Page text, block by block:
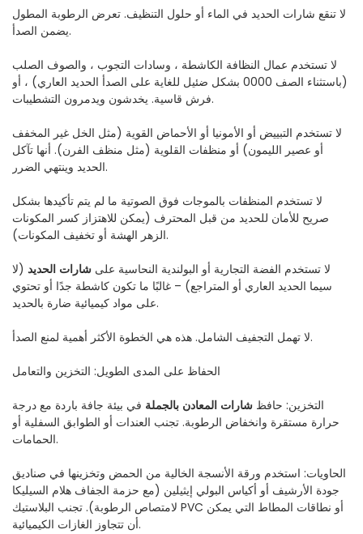
لا تنقع شارات الحديد في الماء أو حلول التنظيف. تعرض الرطوبة المطول
يضمن الصدأ.
لا تستخدم عمال النظافة الكاشطة ، وسادات التجوب ، والصوف الصلب
(باستثناء الصف 0000 بشكل ضئيل للغاية على الصدأ الحديد العاري) ، أو
فرش قاسية. يخدشون ويدمرون التشطيبات.
لا تستخدم التبييض أو الأمونيا أو الأحماض القوية (مثل الخل غير المخفف
أو عصير الليمون) أو منظفات القلوية (مثل منظف الفرن). أنها تآكل
الحديد وينتهي الضرر.
لا تستخدم المنظفات بالموجات فوق الصوتية ما لم يتم تأكيدها بشكل
صريح للأمان للحديد من قبل المحترف (يمكن للاهتزاز كسر المكونات
الزهر الهشة أو تخفيف المكونات).
لا تستخدم الفضة التجارية أو البولندية النحاسية على شارات الحديد (لا
سيما الحديد العاري أو المتراجع) – غالبًا ما تكون كاشطة جدًا أو تحتوي
على مواد كيميائية ضارة بالحديد.
لا تهمل التجفيف الشامل. هذه هي الخطوة الأكثر أهمية لمنع الصدأ.
الحفاظ على المدى الطويل: التخزين والتعامل
التخزين: حافظ شارات المعادن بالجملة في بيئة جافة باردة مع درجة
حرارة مستقرة وانخفاض الرطوبة. تجنب العندات أو الطوابق السفلية أو
الحمامات.
الحاويات: استخدم ورقة الأنسجة الخالية من الحمض وتخزينها في صناديق
جودة الأرشيف أو أكياس البولي إيثيلين (مع حزمة الجفاف هلام السيليكا
لامتصاص الرطوبة). تجنب البلاستيك PVC أو نطاقات المطاط التي يمكن
أن تتجاوز الغازات الكيميائية.